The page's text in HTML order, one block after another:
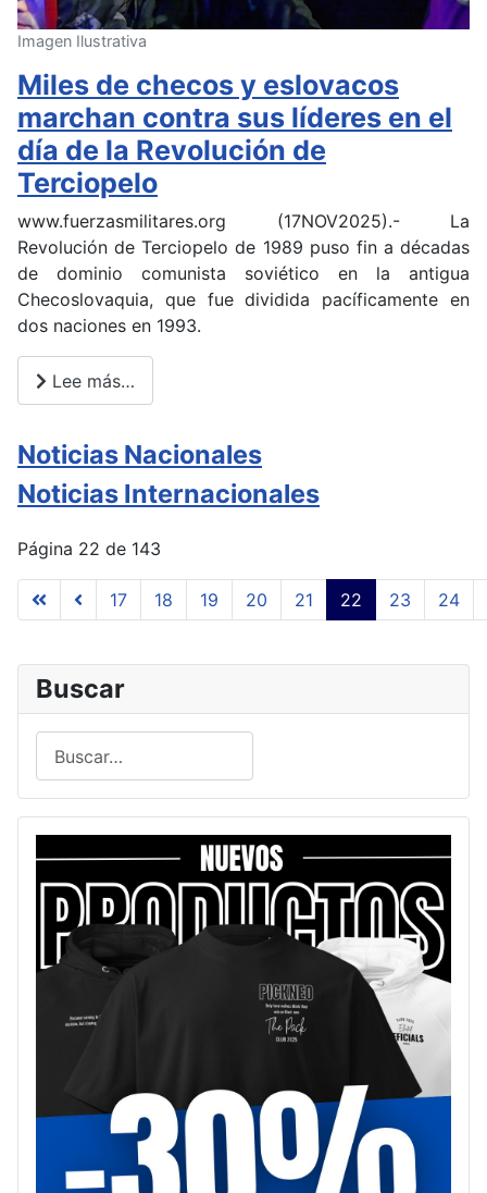
Imagen Ilustrativa
Miles de checos y eslovacos
marchan contra sus líderes en el
día de la Revolución de
Terciopelo
www.fuerzasmilitares.org (17NOV2025).- La
Revolución de Terciopelo de 1989 puso fin a décadas
de dominio comunista soviético en la antigua
Checoslovaquia, que fue dividida pacíficamente en
dos naciones en 1993.
Lee más…
Noticias Nacionales
Noticias Internacionales
Página 22 de 143
17 18 19 20 21 22 23 24
Buscar
Type 2 or more characters for results.